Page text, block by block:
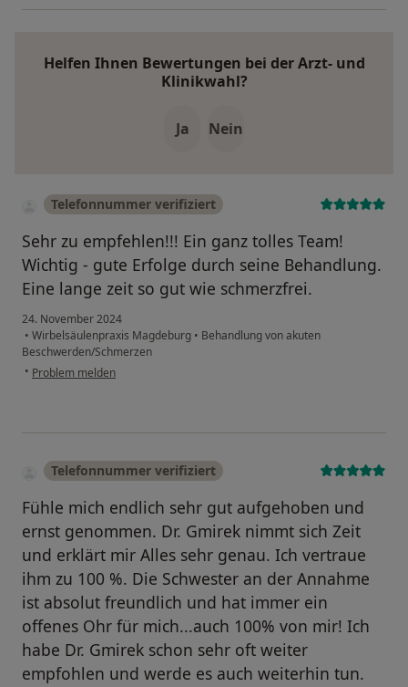
Helfen Ihnen Bewertungen bei der Arzt- und
Klinikwahl?
Ja Nein
Telefonnummer verifiziert
Sehr zu empfehlen!!! Ein ganz tolles Team!
Wichtig - gute Erfolge durch seine Behandlung.
Eine lange zeit so gut wie schmerzfrei.
24. November 2024
• Wirbelsäulenpraxis Magdeburg • Behandlung von akuten
Beschwerden/Schmerzen
• Problem melden
Telefonnummer verifiziert
Fühle mich endlich sehr gut aufgehoben und
ernst genommen. Dr. Gmirek nimmt sich Zeit
und erklärt mir Alles sehr genau. Ich vertraue
ihm zu 100 %. Die Schwester an der Annahme
ist absolut freundlich und hat immer ein
offenes Ohr für mich...auch 100% von mir! Ich
habe Dr. Gmirek schon sehr oft weiter
empfohlen und werde es auch weiterhin tun.